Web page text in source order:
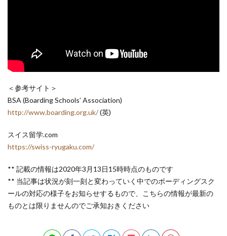
＜参考サイト＞
BSA (Boarding Schools’ Association)
http://www.boarding.org.uk/(英)
スイス留学.com
https://swiss-ryugaku.com/
** 記載の情報は2020年3月13日15時時点のものです
** 当記事は状況が刻一刻と変わっていく中でのボーディングスク
ールの対応の様子をお知らせするもので、こちらの情報が最新の
ものとは限りませんのでご承知おきください